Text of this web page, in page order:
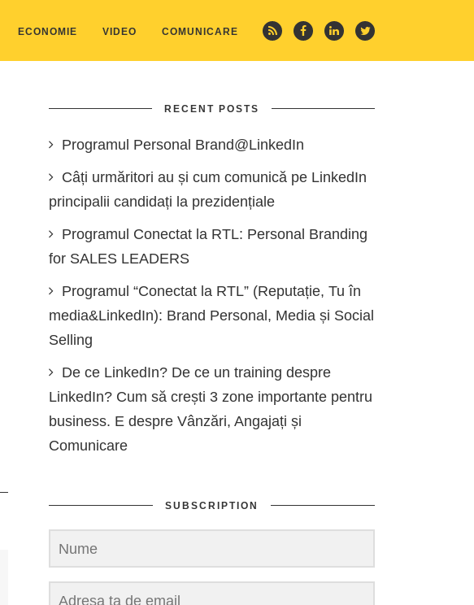
ECONOMIE VIDEO COMUNICARE
RECENT POSTS
Programul Personal Brand@LinkedIn
Câți urmăritori au și cum comunică pe LinkedIn
principalii candidați la prezidențiale
Programul Conectat la RTL: Personal Branding
for SALES LEADERS
Programul “Conectat la RTL” (Reputație, Tu în
media&LinkedIn): Brand Personal, Media și Social
Selling
De ce LinkedIn? De ce un training despre
LinkedIn? Cum să crești 3 zone importante pentru
business. E despre Vânzări, Angajați și
Comunicare
SUBSCRIPTION